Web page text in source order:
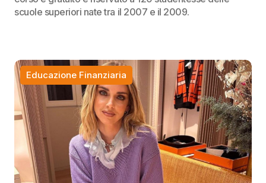
scuole superiori nate tra il 2007 e il 2009.
Educazione Finanziaria